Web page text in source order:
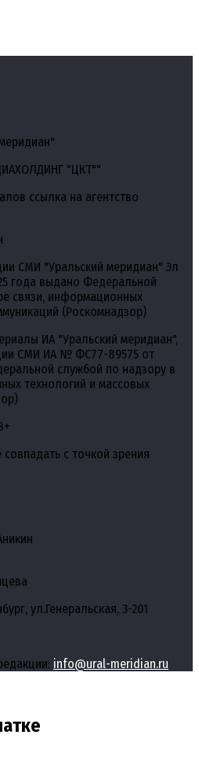
"ЦКТ""
ссылка на агентство
СМИ "Уральский меридиан" Эл
года выдано Федеральной
связи, информационных
(Роскомнадзор)
ИА "Уральский меридиан",
СМИ ИА № ФС77-89575 от
службой по надзору в
технологий и массовых
с точкой зрения
ул.Генеральская, 3-201
info@ural-meridian.ru